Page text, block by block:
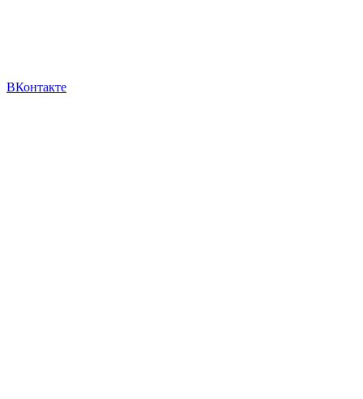
ВКонтакте